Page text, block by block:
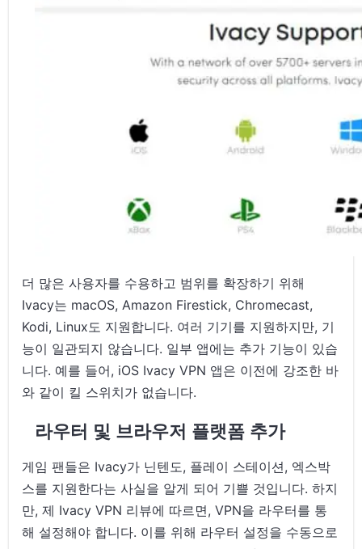
더 많은 사용자를 수용하고 범위를 확장하기 위해
Ivacy는 macOS, Amazon Firestick, Chromecast,
Kodi, Linux도 지원합니다. 여러 기기를 지원하지만, 기
능이 일관되지 않습니다. 일부 앱에는 추가 기능이 있습
니다. 예를 들어, iOS Ivacy VPN 앱은 이전에 강조한 바
와 같이 킬 스위치가 없습니다.
라우터 및 브라우저 플랫폼 추가
게임 팬들은 Ivacy가 닌텐도, 플레이 스테이션, 엑스박
스를 지원한다는 사실을 알게 되어 기쁠 것입니다. 하지
만, 제 Ivacy VPN 리뷰에 따르면, VPN을 라우터를 통
해 설정해야 합니다. 이를 위해 라우터 설정을 수동으로